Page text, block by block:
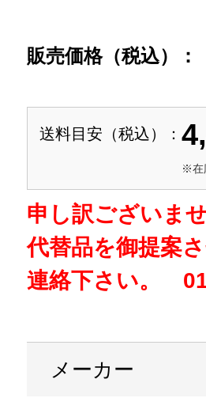
販売価格（税込）：
送料目安（税込）：
※在
申し訳ございま
代替品を御提案
連絡下さい。
メーカー